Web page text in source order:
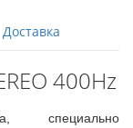
Доставка
400Hz
специально